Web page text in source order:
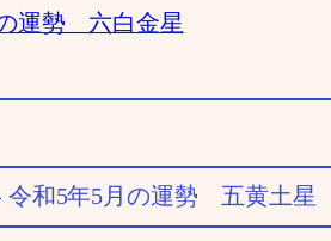
運勢 六白金星
令和5年5月の運勢 五黄土星